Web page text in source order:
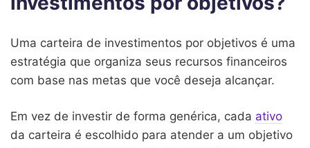
Uma carteira de investimentos por objetivos é uma
estratégia que organiza seus recursos financeiros
com base nas metas que você deseja alcançar.
Em vez de investir de forma genérica, cada ativo
da carteira é escolhido para atender a um objetivo